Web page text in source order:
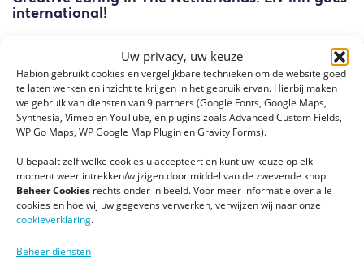
Uw privacy, uw keuze
Habion gebruikt cookies en vergelijkbare technieken om de website goed
te laten werken en inzicht te krijgen in het gebruik ervan. Hierbij maken
we gebruik van diensten van 9 partners (Google Fonts, Google Maps,
Synthesia, Vimeo en YouTube, en plugins zoals Advanced Custom Fields,
WP Go Maps, WP Google Map Plugin en Gravity Forms).
U bepaalt zelf welke cookies u accepteert en kunt uw keuze op elk
moment weer intrekken/wijzigen door middel van de zwevende knop
Beheer Cookies rechts onder in beeld. Voor meer informatie over alle
cookies en hoe wij uw gegevens verwerken, verwijzen wij naar onze
cookieverklaring.
Beheer diensten
international!